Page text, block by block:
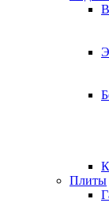
Плиты